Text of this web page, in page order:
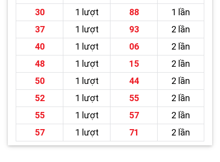
30
1 lượt 88
1 lần
37
1 lượt 93
2 lần
40
1 lượt 06
2 lần
48
1 lượt 15
2 lần
50
1 lượt 44
2 lần
52
1 lượt 55
2 lần
55
1 lượt 57
2 lần
57
1 lượt 71 2 lần